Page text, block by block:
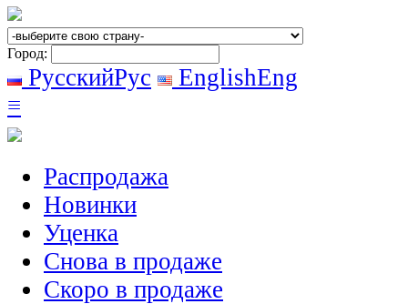
Город:
РусскийРус EnglishEng
≡
Распродажа
Новинки
Уценка
Снова в продаже
Скоро в продаже